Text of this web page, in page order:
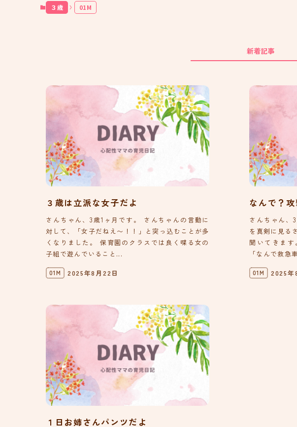
３歳 01M
新着記事
３歳は立派な女子だよ
さんちゃん、3歳1ヶ月です。 さんちゃんの言動に
対して、「女子だねえ〜！！」と突っ込むことが多
くなりました。 保育園のクラスでは良く喋る女の
子組で遊んでいること...
2025年8月22日
01M
なんで？
さんちゃん、
を真剣に見る
聞いてきます
「なんで救急
2025年
01M
１日お姉さんパンツだよ